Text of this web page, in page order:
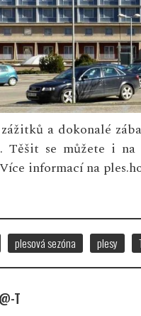
a dokonalé
Těšit se můžete i
informací na
plesová sezóna plesy
T